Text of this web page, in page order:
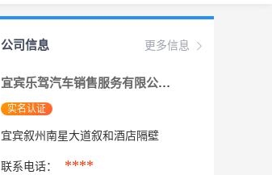
更多信息
公司信息
宜宾乐驾汽车销售服务有限公司
实名认证
宜宾叙州南星大道叙和酒店隔壁
联系电话： ****